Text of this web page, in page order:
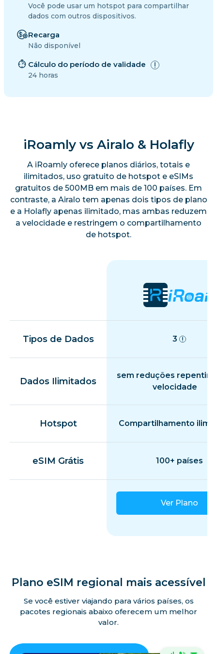
Você pode usar um hotspot para compartilhar
dados com outros dispositivos.
Recarga
Não disponível
Cálculo do período de validade
24 horas
iRoamly vs Airalo & Holafly
A iRoamly oferece planos diários, totais e
ilimitados, uso gratuito de hotspot e eSIMs
gratuitos de 500MB em mais de 100 países. Em
contraste, a Airalo tem apenas dois tipos de plano
e a Holafly apenas ilimitado, mas ambas reduzem
a velocidade e restringem o compartilhamento
de hotspot.
Tipos de Dados 3
Dados Ilimitados
sem reduções
velocidade
Hotspot Compartilhamento
eSIM Grátis 100+ países
Ver Plano
Plano eSIM regional mais acessível
Se você estiver viajando para vários países, os
pacotes regionais abaixo oferecem um melhor
valor.